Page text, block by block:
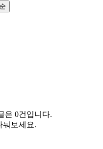
은 0건입니다.
눠보세요.